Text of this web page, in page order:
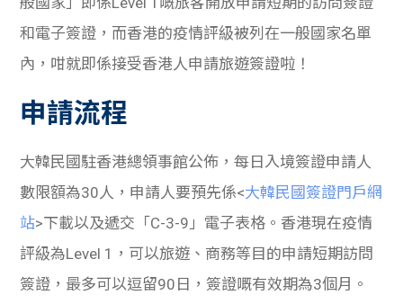
和電子簽證，而香港的疫情評級被列在一般國家名單
內，咁就即係接受香港人申請旅遊簽證啦！
申請流程
大韓民國駐香港總領事館公佈，每日入境簽證申請人
數限額為30人，申請人要預先係<大韓民國簽證門戶網
站>下載以及遞交「C-3-9」電子表格。香港現在疫情
評級為Level 1，可以旅遊、商務等目的申請短期訪問
簽證，最多可以逗留90日，簽證嘅有效期為3個月。